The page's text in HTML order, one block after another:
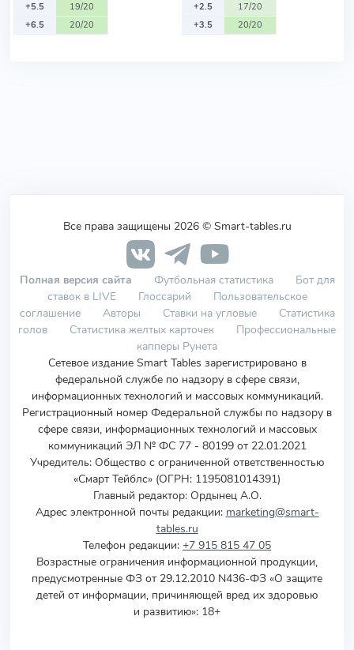
+5.5
19/20
+6.5
20/20
+2.5
17/20
+3.5
20/20
Все права защищены 2026 © Smart-tables.ru
Полная версия сайта Футбольная статистика
Бот для
ставок в LIVE
Глоссарий
Пользовательское
соглашение
Авторы Ставки на угловые
Статистика
голов
Статистика желтых карточек
Профессиональные
капперы Рунета
Сетевое издание Smart Tables зарегистрировано в
федеральной службе по надзору в сфере связи,
информационных технологий и массовых коммуникаций.
Регистрационный номер Федеральной службы по надзору в
сфере связи, информационных технологий и массовых
коммуникаций ЭЛ № ФС 77 - 80199 от 22.01.2021
Учредитель: Общество с ограниченной ответственностью
«Смарт Тейблс» (ОГРН: 1195081014391)
Главный редактор: Ордынец А.О.
Адрес электронной почты редакции: marketing@smart-
tables.ru
Телефон редакции: +7 915 815 47 05
Возрастные ограничения информационной продукции,
предусмотренные ФЗ от 29.12.2010 N436-ФЗ «О защите
детей от информации, причиняющей вред их здоровью
и развитию»: 18+